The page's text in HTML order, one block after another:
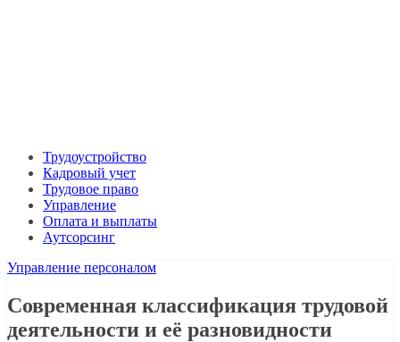
Трудоустройство
Кадровый учет
Трудовое право
Управление
Оплата и выплаты
Аутсорсинг
Управление персоналом
Современная классификация трудовой
деятельности и её разновидности